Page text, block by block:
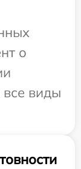
о
все виды